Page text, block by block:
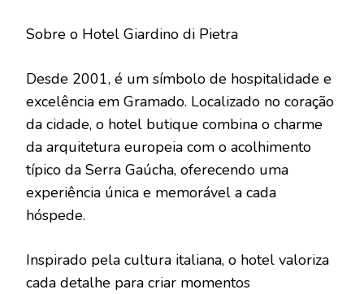
Sobre o Hotel Giardino di Pietra
Desde 2001, é um símbolo de hospitalidade e
excelência em Gramado. Localizado no coração
da cidade, o hotel butique combina o charme
da arquitetura europeia com o acolhimento
típico da Serra Gaúcha, oferecendo uma
experiência única e memorável a cada
hóspede.
Inspirado pela cultura italiana, o hotel valoriza
cada detalhe para criar momentos